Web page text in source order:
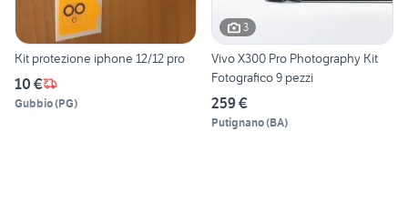
Kit protezione iphone 12/12 pro
10 €
Gubbio(PG)
3
Vivo X300 Pro Photography Kit
Fotografico 9 pezzi
259 €
Putignano(BA)